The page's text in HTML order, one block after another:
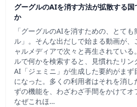
グーグルのAIを消す方法が拡散する
か
「グーグルのAIを消すための、とて
ル」。そんな出だしで始まる動画が
ャルメディアで次々と再生されてい
ルで何かを検索すると、見慣れたリン
AI「ジェミニ」が生成した要約がまず
になった。多くの利用者はそれを消
ずの機能を、わざわざ手間をかけてオ
なぜこれほ…